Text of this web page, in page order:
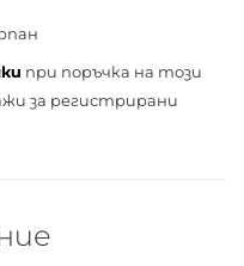
при поръчка на този
за регистрирани